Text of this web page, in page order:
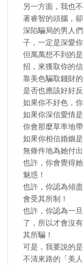
另一方面，我也
著睿智的頭腦，
深陷騙局的男人
子，一定是深愛你
但萬萬想不到的
招，來獲取你的
靠美色騙取錢財
是否也應該好好
如果你不好色，
如果你深信愛情
你會那麼草率地
如果你相信婚姻
無條件地為她付
也許，你會覺得
魅惑！
也許，你認為傾
會受其所制！
也許，你認為一
了，所以才會沒
其所騙！
可是，我要說的
不清來路的「美